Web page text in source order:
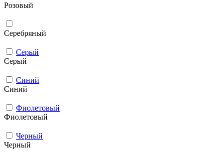
Розовый
Серебряный
Серый
Серый
Синий
Синий
Фиолетовый
Фиолетовый
Черный
Черный